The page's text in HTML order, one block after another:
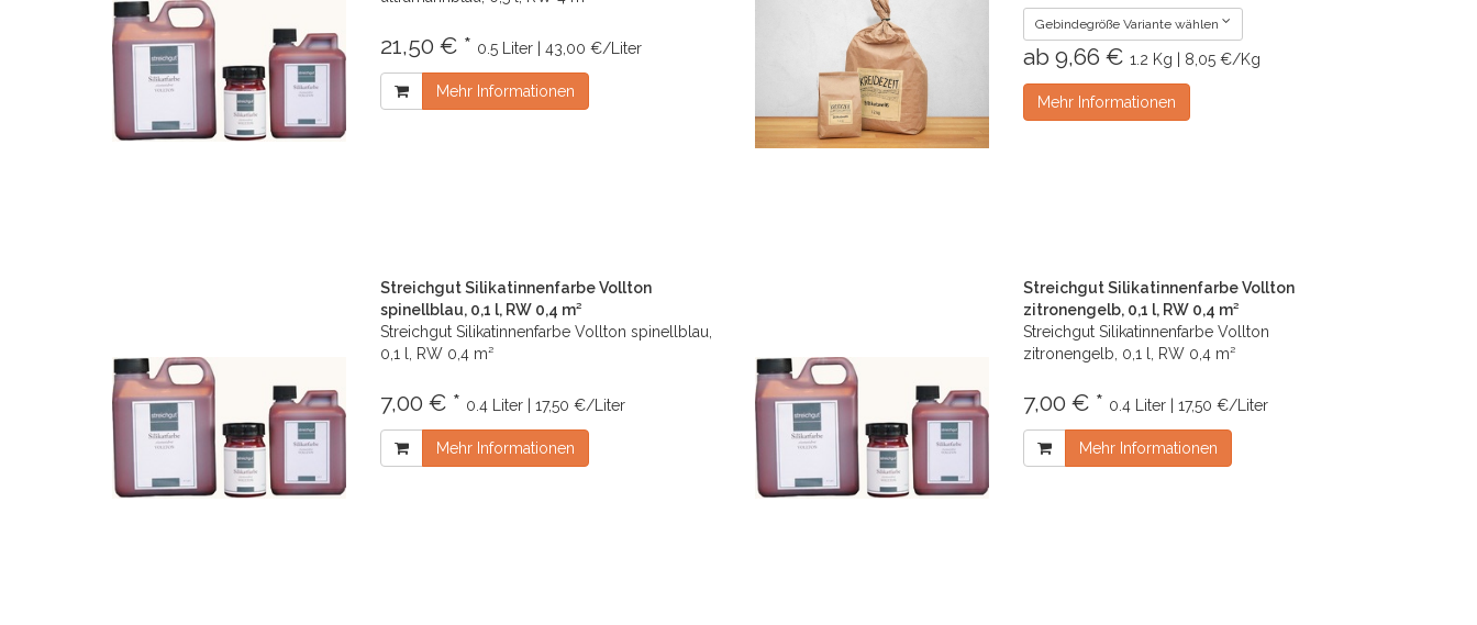
21,50 € * 0.5 Liter | 43,00 €/Liter
Mehr Informationen
Gebindegröße Variante wählen
ab 9,66 € 1.2 Kg | 8,05 €/Kg
Mehr Informationen
Streichgut Silikatinnenfarbe Vollton
spinellblau, 0,1 l, RW 0,4 m²
Streichgut Silikatinnenfarbe Vollton spinellblau,
0,1 l, RW 0,4 m²
7,00 € * 0.4 Liter | 17,50 €/Liter
Mehr Informationen
Streichgut Silikatinnenfarbe Vollton
zitronengelb, 0,1 l, RW 0,4 m²
Streichgut Silikatinnenfarbe Vollton
zitronengelb, 0,1 l, RW 0,4 m²
7,00 € * 0.4 Liter | 17,50 €/Liter
Mehr Informationen